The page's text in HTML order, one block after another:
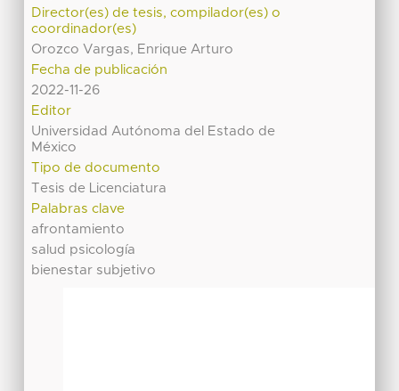
Director(es) de tesis, compilador(es) o
coordinador(es)
Orozco Vargas, Enrique Arturo
Fecha de publicación
2022-11-26
Editor
Universidad Autónoma del Estado de
México
Tipo de documento
Tesis de Licenciatura
Palabras clave
afrontamiento
salud psicología
bienestar subjetivo